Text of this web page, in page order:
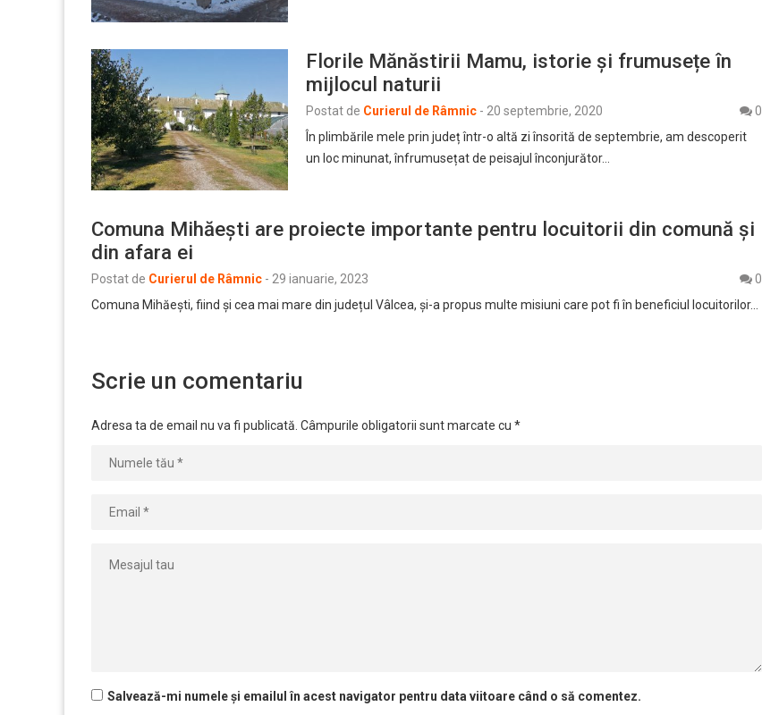
Florile Mănăstirii Mamu, istorie și frumusețe în
mijlocul naturii
Postat de Curierul de Râmnic - 20 septembrie, 2020
0
În plimbările mele prin județ într-o altă zi însorită de septembrie, am descoperit
un loc minunat, înfrumusețat de peisajul înconjurător…
Comuna Mihăești are proiecte importante pentru locuitorii din comună și
din afara ei
Postat de Curierul de Râmnic - 29 ianuarie, 2023
0
Comuna Mihăești, fiind și cea mai mare din județul Vâlcea, și-a propus multe misiuni care pot fi în beneficiul locuitorilor…
Scrie un comentariu
Adresa ta de email nu va fi publicată. Câmpurile obligatorii sunt marcate cu *
Salvează-mi numele și emailul în acest navigator pentru data viitoare când o să comentez.